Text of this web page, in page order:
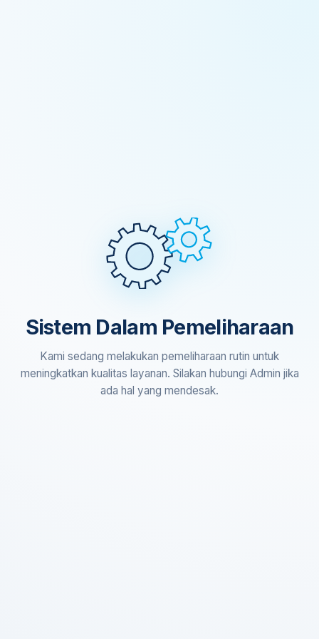
Sistem Dalam Pemeliharaan
Kami sedang melakukan pemeliharaan rutin untuk
meningkatkan kualitas layanan. Silakan hubungi Admin jika
ada hal yang mendesak.